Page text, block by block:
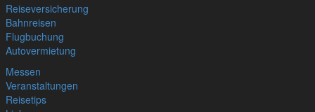
Reiseversicherung
Bahnreisen
Flugbuchung
Autovermietung
Messen
Veranstaltungen
Reisetips